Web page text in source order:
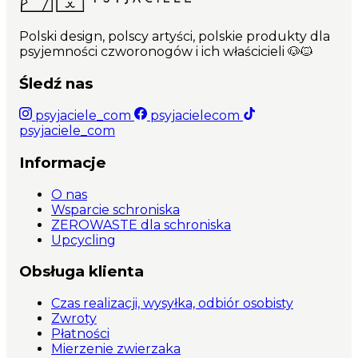
Polski design, polscy artyści, polskie produkty dla
psyjemności czworonogów i ich właścicieli 🐶🐱
Śledź nas
psyjaciele_com
psyjacielecom
psyjaciele_com
Informacje
O nas
Wsparcie schroniska
ZEROWASTE dla schroniska
Upcycling
Obsługa klienta
Czas realizacji, wysyłka, odbiór osobisty
Zwroty
Płatności
Mierzenie zwierzaka